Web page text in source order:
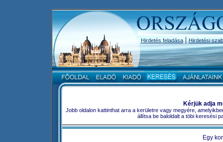
Hirdetés feladása|Hirdetési
Kérjük adja
Jobb oldalon kattinthat arra a kerületre vagy megyére,
állítsa be baloldalt a töbi keresési
Egy